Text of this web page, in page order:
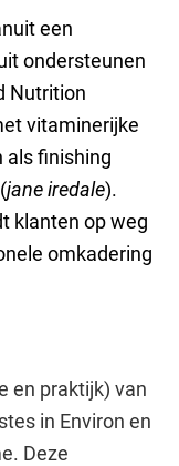
een
ondersteunen
Nutrition
vitaminerijke
als finishing
(jane iredale).
klanten op weg
omkadering
en praktijk) van
in Environ en
Deze